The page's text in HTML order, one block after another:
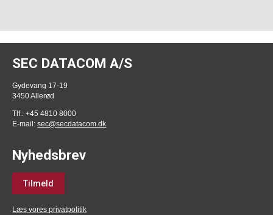
SEC DATACOM A/S
Gydevang 17-19
3450 Allerød
Tlf.: +45 4810 8000
E-mail:sec@secdatacom.dk
Nyhedsbrev
Tilmeld
Læs vores privatpolitik